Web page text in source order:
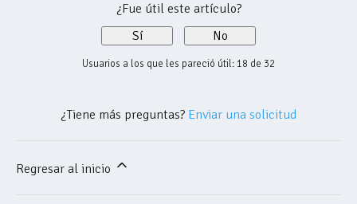
¿Fue útil este artículo?
Sí
No
Usuarios a los que les pareció útil: 18 de 32
¿Tiene más preguntas? Enviar una solicitud
Regresar al inicio